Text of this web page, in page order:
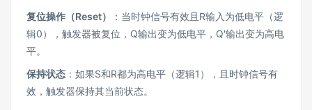
复位操作（Reset）
：当时钟信号有效且R输入为低电平（逻
辑0），触发器被复位，Q输出变为低电平，Q'输出变为高电
平。
保持状态 ：如果S和R都为高电平（逻辑1），且时钟信号有
效，触发器保持其当前状态。